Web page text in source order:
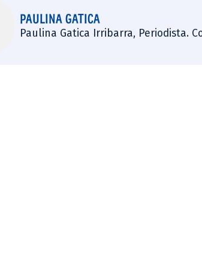
PAULINA GATICA
Paulina Gatica Irribarra, Periodista.